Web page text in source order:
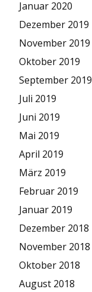
Januar 2020
Dezember 2019
November 2019
Oktober 2019
September 2019
Juli 2019
Juni 2019
Mai 2019
April 2019
März 2019
Februar 2019
Januar 2019
Dezember 2018
November 2018
Oktober 2018
August 2018